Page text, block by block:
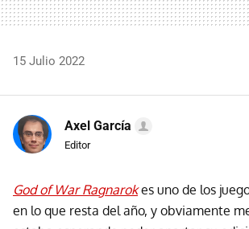
15 Julio 2022
Axel García
Editor
God of War Ragnarokes uno de los
en lo que resta del año, y obviamente